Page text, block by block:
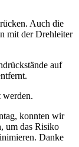
Auch die
mit der Drehleiter
auf
werden.
konnten wir
um das Risiko
Danke